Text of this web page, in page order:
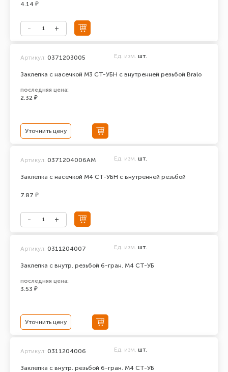
4.14 ₽
Заклепка с насечкой М3 СТ-УБН с внутренней резьбой Bralo
Артикул: 0371203005 Ед. изм. шт.
последняя цена:
2.32 ₽
Уточнить цену
Заклепка с насечкой М4 СТ-УБН с внутренней резьбой
Артикул: 0371204006АМ Ед. изм. шт.
7.87 ₽
Заклепка с внутр. резьбой 6-гран. М4 СТ-УБ
Артикул: 0311204007 Ед. изм. шт.
последняя цена:
3.53 ₽
Уточнить цену
Заклепка с внутр. резьбой 6-гран. М4 СТ-УБ
Артикул: 0311204006 Ед. изм. шт.